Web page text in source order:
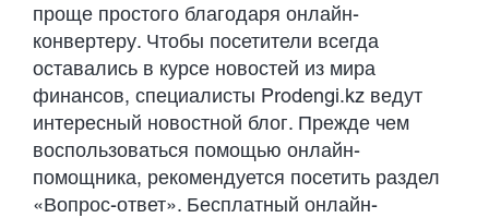
проще простого благодаря онлайн-
конвертеру. Чтобы посетители всегда
оставались в курсе новостей из мира
финансов, специалисты Prodengi.kz ведут
интересный новостной блог. Прежде чем
воспользоваться помощью онлайн-
помощника, рекомендуется посетить раздел
«Вопрос-ответ». Бесплатный онлайн-